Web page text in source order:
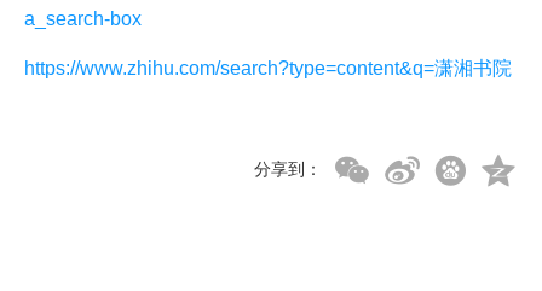
a_search-box
https://www.zhihu.com/search?type=content&q=潇湘书院
分享到：